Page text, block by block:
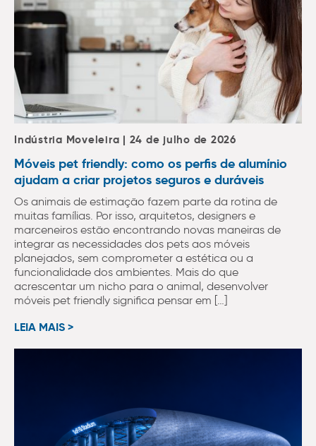
Indústria Moveleira | 24 de julho de 2026
Móveis pet friendly: como os perfis de alumínio
ajudam a criar projetos seguros e duráveis
Os animais de estimação fazem parte da rotina de
muitas famílias. Por isso, arquitetos, designers e
marceneiros estão encontrando novas maneiras de
integrar as necessidades dos pets aos móveis
planejados, sem comprometer a estética ou a
funcionalidade dos ambientes. Mais do que
acrescentar um nicho para o animal, desenvolver
móveis pet friendly significa pensar em […]
LEIA MAIS >